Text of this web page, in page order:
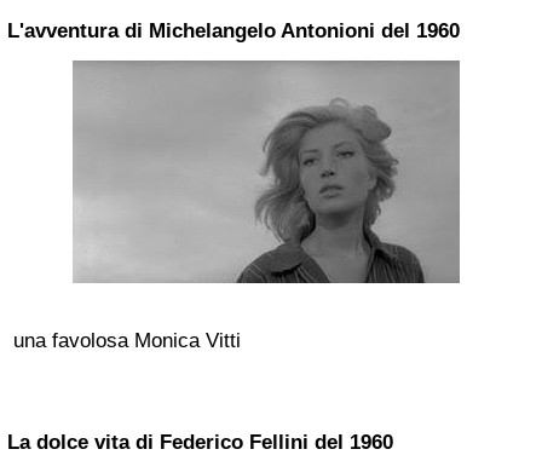
L'avventura di Michelangelo Antonioni del 1960
una favolosa Monica Vitti
La dolce vita di Federico Fellini del 1960